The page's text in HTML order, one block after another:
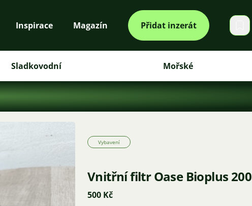
Inspirace Magazín Přidat inzerát
Sladkovodní Mořské
Vybavení
Vnitřní filtr Oase Bioplus 200
500 Kč